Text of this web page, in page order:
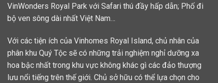
VinWonders Royal Park với Safari thú đầy hấp dẫn; Phố đi
bộ ven sông dài nhất Việt Nam…
Với các tiện ích của Vinhomes Royal Island, chủ nhân của
phân khu Quý Tộc sẽ có những trải nghiệm nghỉ dưỡng xa
hoa bậc nhất trong khu vực không khác gì các đảo thượng
lưu nổi tiếng trên thế giới. Chủ sở hữu có thể lựa chọn cho